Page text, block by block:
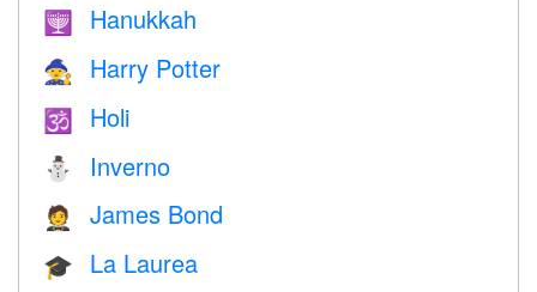
🕎 Hanukkah
🧙 Harry Potter
🕉 Holi
⛄ Inverno
🤵 James Bond
🎓 La Laurea